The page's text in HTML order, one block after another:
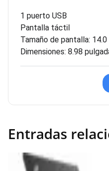
1 puerto USB
Pantalla táctil
Tamaño de pantalla:
Dimensiones: 8.98
Entradas